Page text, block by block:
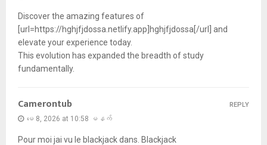
Discover the amazing features of
[url=https://hghjfjdossa.netlify.app]hghjfjdossa[/url] and
elevate your experience today.
This evolution has expanded the breadth of study
fundamentally.
Camerontub
မေ 8, 2026 at 10:58 မနက်
Pour moi jai vu le blackjack dans. Blackjack
REPLY